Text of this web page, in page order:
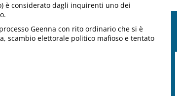
è considerato dagli inquirenti uno dei
Geenna con rito ordinario che si è
scambio elettorale politico mafioso e tentato